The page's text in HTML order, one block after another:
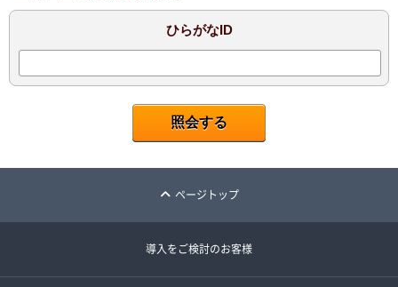
ひらがなID
ページトップ
導入をご検討のお客様